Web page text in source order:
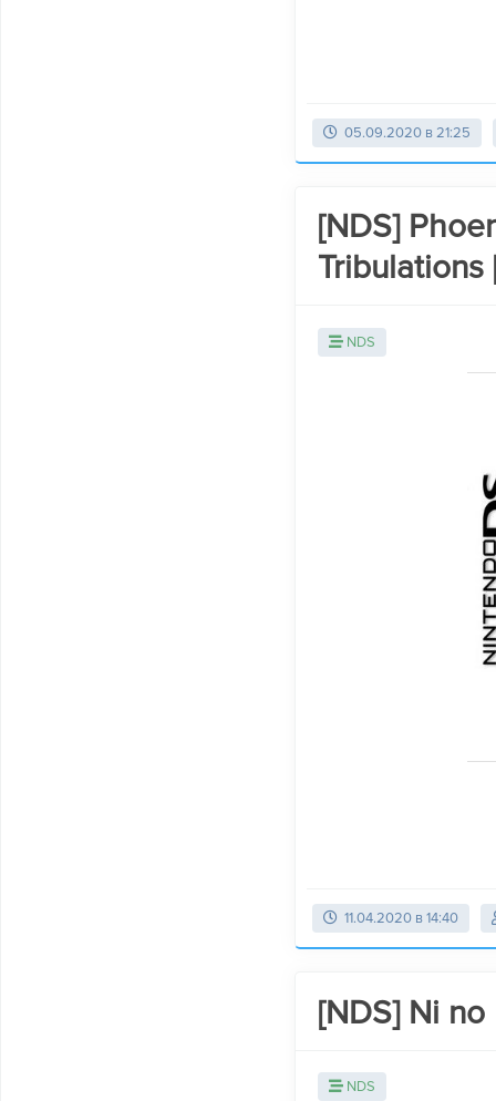
05.09.2020 в 21:25
[NDS]
Tribulations
NDS
11.04.2020 в 14:40
[NDS] Ni
NDS